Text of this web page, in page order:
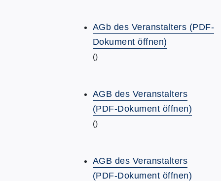
AGb des Veranstalters (PDF-
Dokument öffnen)
()
AGB des Veranstalters
(PDF-Dokument öffnen)
()
AGB des Veranstalters
(PDF-Dokument öffnen)